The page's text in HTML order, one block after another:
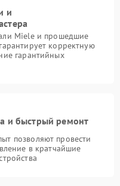
и
Miele и прошедшие
корректную
гарантийных
и быстрый ремонт
позволяют провести
в кратчайшие